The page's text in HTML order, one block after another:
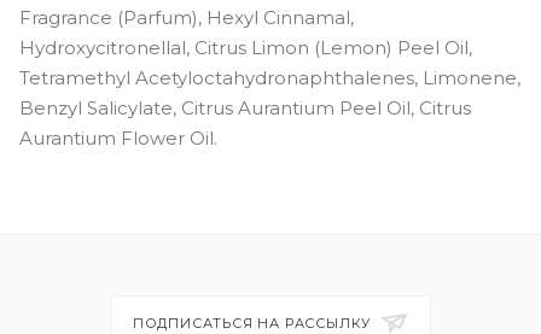
Fragrance (Parfum), Hexyl Cinnamal,
Hydroxycitronellal, Citrus Limon (Lemon) Peel Oil,
Tetramethyl Acetyloctahydronaphthalenes, Limonene,
Benzyl Salicylate, Citrus Aurantium Peel Oil, Citrus
Aurantium Flower Oil.
ПОДПИСАТЬСЯ НА РАССЫЛКУ